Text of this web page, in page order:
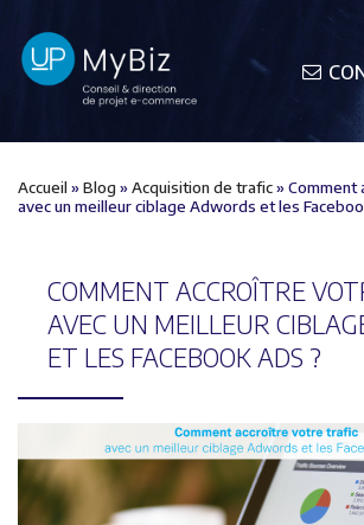
Accueil »Blog »Acquisition de trafic»Comment
avec un meilleur ciblage Adwords et les
COMMENT ACCROÎTRE
AVEC UN MEILLEUR
ET LES FACEBOOK ADS ?